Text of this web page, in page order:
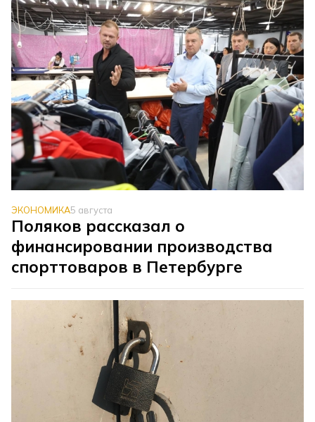
ЭКОНОМИКА5 августа
Поляков рассказал о
финансировании производства
спорттоваров в Петербурге